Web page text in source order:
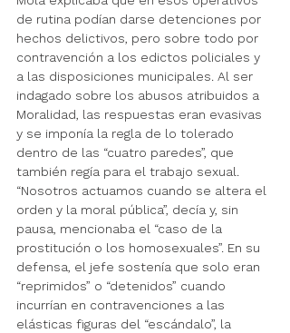
de rutina podían darse detenciones por
hechos delictivos, pero sobre todo por
contravención a los edictos policiales y
a las disposiciones municipales. Al ser
indagado sobre los abusos atribuidos a
Moralidad, las respuestas eran evasivas
y se imponía la regla de lo tolerado
dentro de las “cuatro paredes”, que
también regía para el trabajo sexual.
“Nosotros actuamos cuando se altera el
orden y la moral pública”, decía y, sin
pausa, mencionaba el “caso de la
prostitución o los homosexuales”. En su
defensa, el jefe sostenía que solo eran
“reprimidos” o “detenidos” cuando
incurrían en contravenciones a las
elásticas figuras del “escándalo”, la